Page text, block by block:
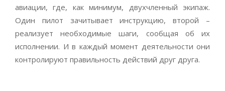
авиации, где, как минимум, двухчленный экипаж.
Один пилот зачитывает инструкцию, второй –
реализует необходимые шаги, сообщая об их
исполнении. И в каждый момент деятельности они
контролируют правильность действий друг друга.